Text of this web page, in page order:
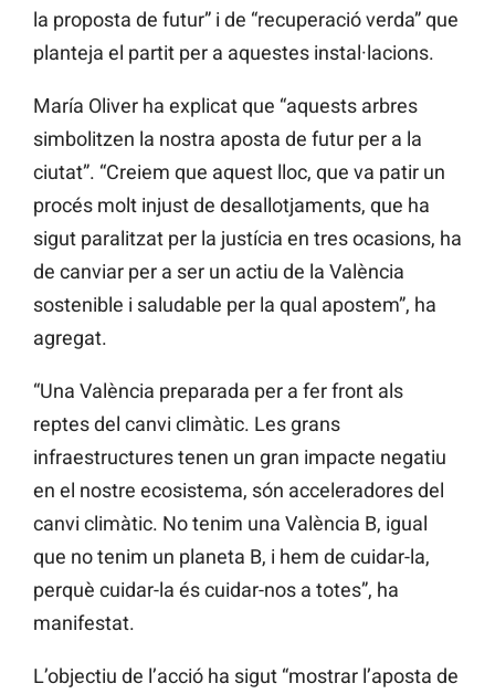
la proposta de futur” i de “recuperació verda” que
planteja el partit per a aquestes instal·lacions.
María Oliver ha explicat que “aquests arbres
simbolitzen la nostra aposta de futur per a la
ciutat”. “Creiem que aquest lloc, que va patir un
procés molt injust de desallotjaments, que ha
sigut paralitzat per la justícia en tres ocasions, ha
de canviar per a ser un actiu de la València
sostenible i saludable per la qual apostem”, ha
agregat.
“Una València preparada per a fer front als
reptes del canvi climàtic. Les grans
infraestructures tenen un gran impacte negatiu
en el nostre ecosistema, són acceleradores del
canvi climàtic. No tenim una València B, igual
que no tenim un planeta B, i hem de cuidar-la,
perquè cuidar-la és cuidar-nos a totes”, ha
manifestat.
L’objectiu de l’acció ha sigut “mostrar l’aposta de